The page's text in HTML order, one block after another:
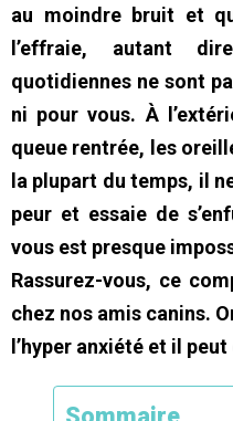
au moindre bruit et
l’effraie, autant
quotidiennes ne sont
ni pour vous. À
queue rentrée, les
la plupart du temps, il
peur et essaie de
vous est presque
Rassurez-vous, ce
chez nos amis canins.
l’hyper anxiété et il
Sommaire